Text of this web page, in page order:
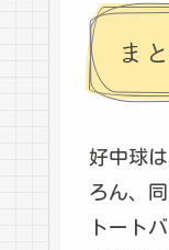
ま
好中球
ろん、
トート